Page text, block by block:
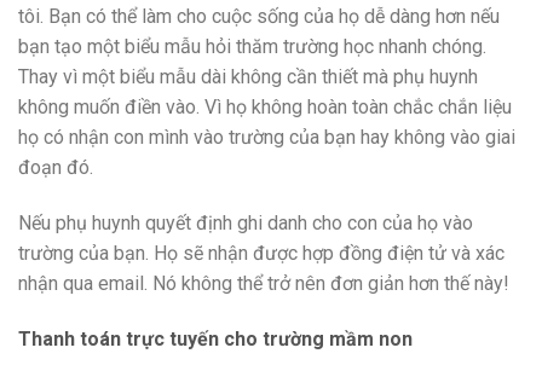
tôi. Bạn có thể làm cho cuộc sống của họ dễ dàng hơn nếu
bạn tạo một biểu mẫu hỏi thăm trường học nhanh chóng.
Thay vì một biểu mẫu dài không cần thiết mà phụ huynh
không muốn điền vào. Vì họ không hoàn toàn chắc chắn liệu
họ có nhận con mình vào trường của bạn hay không vào giai
đoạn đó.
Nếu phụ huynh quyết định ghi danh cho con của họ vào
trường của bạn. Họ sẽ nhận được hợp đồng điện tử và xác
nhận qua email. Nó không thể trở nên đơn giản hơn thế này!
Thanh toán trực tuyến cho trường mầm non